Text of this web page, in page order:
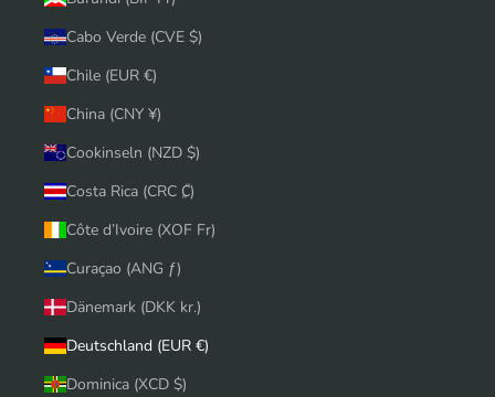
Cabo Verde (CVE $)
Chile (EUR €)
China (CNY ¥)
Cookinseln (NZD $)
Costa Rica (CRC ₡)
Côte d’Ivoire (XOF Fr)
Curaçao (ANG ƒ)
Dänemark (DKK kr.)
Deutschland (EUR €)
Dominica (XCD $)